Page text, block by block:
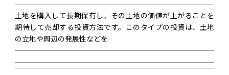
土地を購入して長期保有し、その土地の価値が上がることを
期待して売却する投資方法です。このタイプの投資は、土地
の立地や周辺の発展性などを